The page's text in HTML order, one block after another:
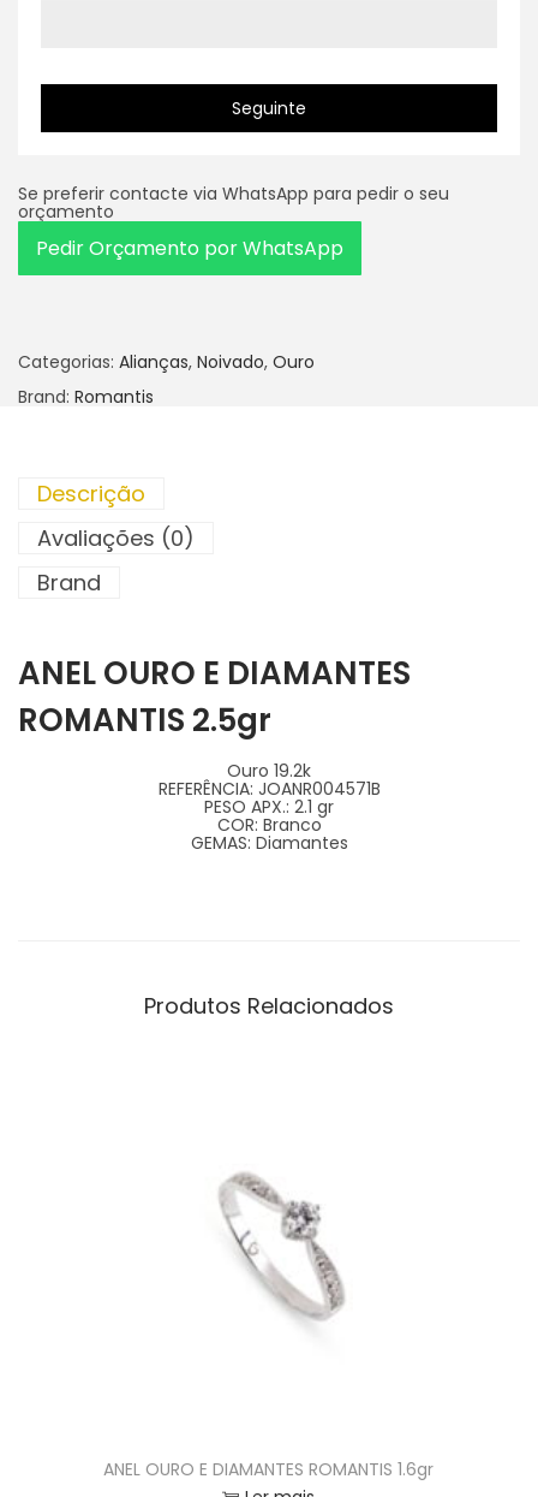
Seguinte
Se preferir contacte via WhatsApp para pedir o seu
orçamento
Pedir Orçamento por WhatsApp
Categorias: Alianças, Noivado, Ouro
Brand: Romantis
Descrição
Avaliações (0)
Brand
ANEL OURO E DIAMANTES
ROMANTIS 2.5gr
Ouro 19.2k
REFERÊNCIA: JOANR004571B
PESO APX.: 2.1 gr
COR: Branco
GEMAS: Diamantes
Produtos Relacionados
ANEL OURO E DIAMANTES ROMANTIS 1.6gr